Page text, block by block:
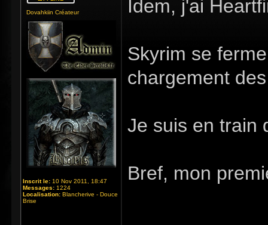
Dovahkiin Créateur
Inscrit le: 10 Nov 2011, 18:47
Messages: 1224
Localisation: Blancherive - Douce
Brise
Idem, j'ai
Skyrim se
chargement
Je suis en train
Bref, mon